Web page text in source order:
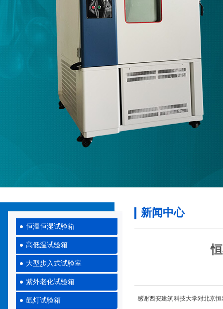
恒温恒湿试验箱
高低温试验箱
大型步入式试验室
紫外老化试验箱
氙灯试验箱
新闻中心
感谢西安建筑科技大学对北京